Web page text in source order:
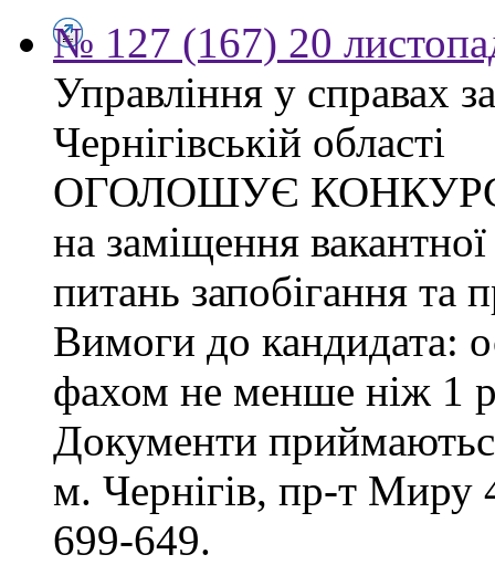
№ 127 (167) 20
Управління у справах
Чернігівській області
ОГОЛОШУЄ
на заміщення
питань запобігання та
Вимоги до кандидата:
фахом не менше ніж 1
Документи
м. Чернігів, пр-т Миру
699-649.